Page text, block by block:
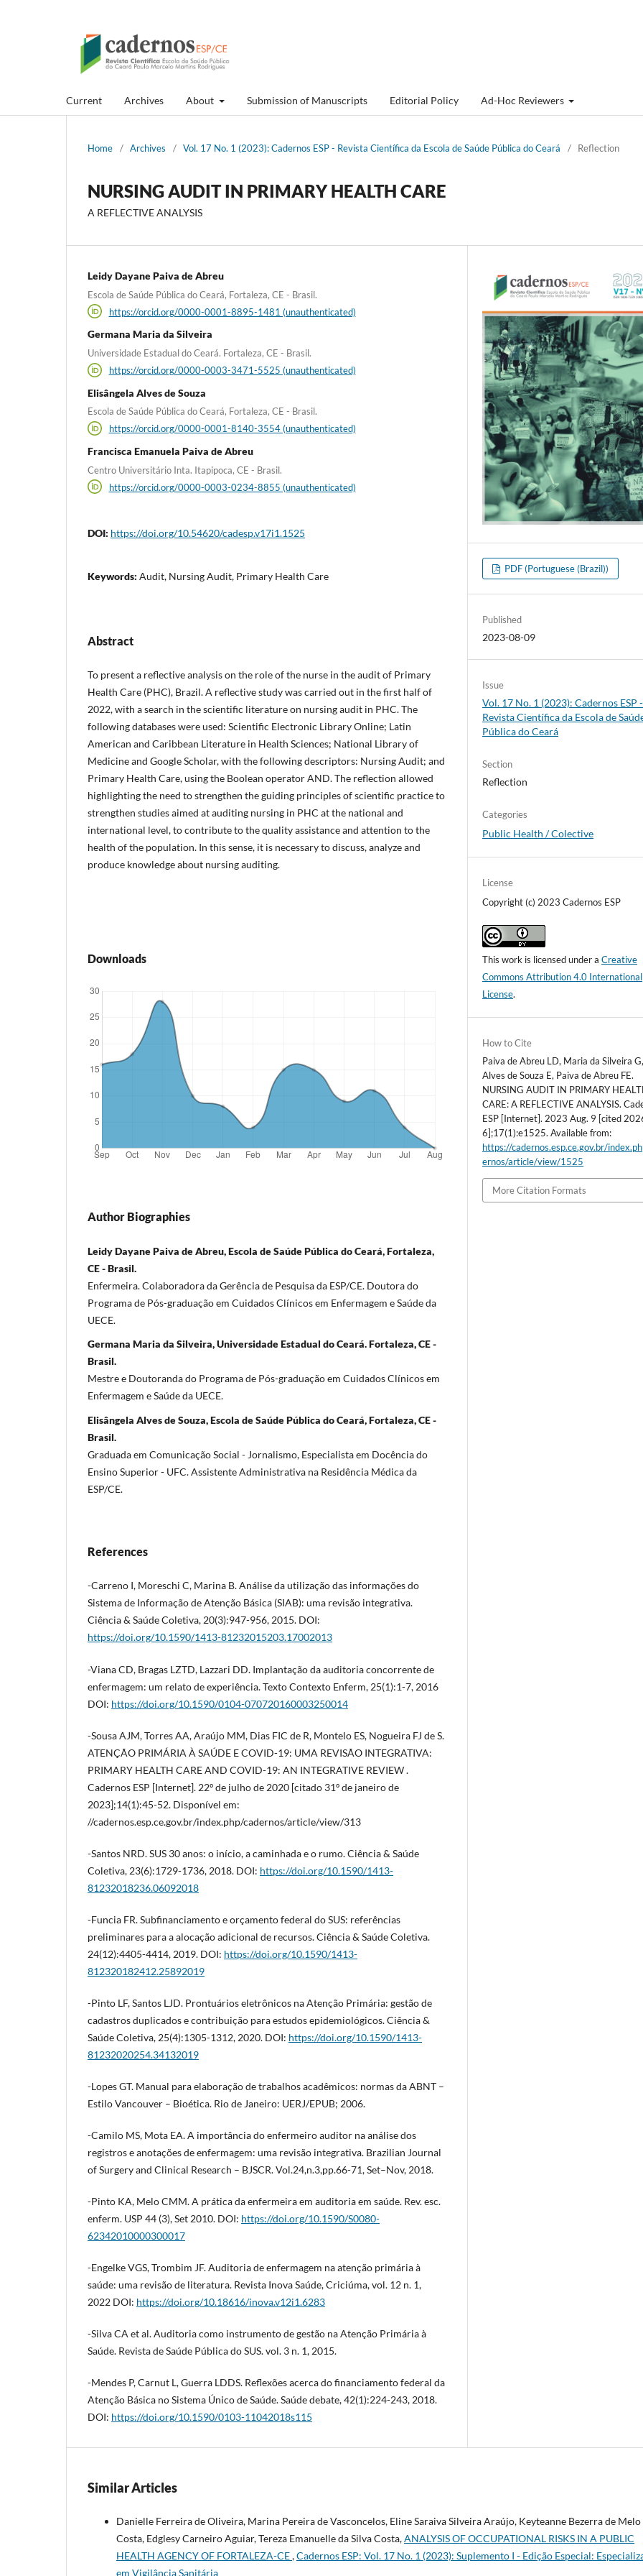
Current Archives About Submission of Manuscripts Editorial Policy Ad-Hoc Reviewers
Home / Archives / Vol. 17 No. 1 (2023): Cadernos ESP - Revista Cientí­fica da Escola de Saúde Pública do Ceará / Reflection
NURSING AUDIT IN PRIMARY HEALTH CARE
A REFLECTIVE ANALYSIS
Leidy Dayane Paiva de Abreu
Escola de Saúde Pública do Ceará, Fortaleza, CE - Brasil.
https://orcid.org/0000-0001-8895-1481 (unauthenticated)
Germana Maria da Silveira
Universidade Estadual do Ceará. Fortaleza, CE - Brasil.
https://orcid.org/0000-0003-3471-5525 (unauthenticated)
Elisângela Alves de Souza
Escola de Saúde Pública do Ceará, Fortaleza, CE - Brasil.
https://orcid.org/0000-0001-8140-3554 (unauthenticated)
Francisca Emanuela Paiva de Abreu
Centro Universitário Inta. Itapipoca, CE - Brasil.
https://orcid.org/0000-0003-0234-8855 (unauthenticated)
DOI: https://doi.org/10.54620/cadesp.v17i1.1525
Keywords: Audit, Nursing Audit, Primary Health Care
Abstract
To present a reflective analysis on the role of the nurse in the audit of Primary
Health Care (PHC), Brazil. A reflective study was carried out in the first half of
2022, with a search in the scientific literature on nursing audit in PHC. The
following databases were used: Scientific Electronic Library Online; Latin
American and Caribbean Literature in Health Sciences; National Library of
Medicine and Google Scholar, with the following descriptors: Nursing Audit; and
Primary Health Care, using the Boolean operator AND. The reflection allowed
highlighting the need to strengthen the guiding principles of scientific practice to
strengthen studies aimed at auditing nursing in PHC at the national and
international level, to contribute to the quality assistance and attention to the
health of the population. In this sense, it is necessary to discuss, analyze and
produce knowledge about nursing auditing.
Downloads
Author Biographies
Leidy Dayane Paiva de Abreu, Escola de Saúde Pública do Ceará, Fortaleza,
CE - Brasil.
Enfermeira. Colaboradora da Gerência de Pesquisa da ESP/CE. Doutora do
Programa de Pós-graduação em Cuidados Clínicos em Enfermagem e Saúde da
UECE.
Germana Maria da Silveira, Universidade Estadual do Ceará. Fortaleza, CE -
Brasil.
Mestre e Doutoranda do Programa de Pós-graduação em Cuidados Clínicos em
Enfermagem e Saúde da UECE.
Elisângela Alves de Souza, Escola de Saúde Pública do Ceará, Fortaleza, CE -
Brasil.
Graduada em Comunicação Social - Jornalismo, Especialista em Docência do
Ensino Superior - UFC. Assistente Administrativa na Residência Médica da
ESP/CE.
References
-Carreno I, Moreschi C, Marina B. Análise da utilização das informações do
Sistema de Informação de Atenção Básica (SIAB): uma revisão integrativa.
Ciência & Saúde Coletiva, 20(3):947-956, 2015. DOI:
https://doi.org/10.1590/1413-81232015203.17002013
-Viana CD, Bragas LZTD, Lazzari DD. Implantação da auditoria concorrente de
enfermagem: um relato de experiência. Texto Contexto Enferm, 25(1):1-7, 2016
DOI: https://doi.org/10.1590/0104-070720160003250014
-Sousa AJM, Torres AA, Araújo MM, Dias FIC de R, Montelo ES, Nogueira FJ de S.
ATENÇÃO PRIMÁRIA À SAÚDE E COVID-19: UMA REVISÃO INTEGRATIVA:
PRIMARY HEALTH CARE AND COVID-19: AN INTEGRATIVE REVIEW .
Cadernos ESP [Internet]. 22º de julho de 2020 [citado 31º de janeiro de
2023];14(1):45-52. Disponível em:
//cadernos.esp.ce.gov.br/index.php/cadernos/article/view/313
-Santos NRD. SUS 30 anos: o início, a caminhada e o rumo. Ciência & Saúde
Coletiva, 23(6):1729-1736, 2018. DOI: https://doi.org/10.1590/1413-
81232018236.06092018
-Funcia FR. Subfinanciamento e orçamento federal do SUS: referências
preliminares para a alocação adicional de recursos. Ciência & Saúde Coletiva.
24(12):4405-4414, 2019. DOI: https://doi.org/10.1590/1413-
812320182412.25892019
-Pinto LF, Santos LJD. Prontuários eletrônicos na Atenção Primária: gestão de
cadastros duplicados e contribuição para estudos epidemiológicos. Ciência &
Saúde Coletiva, 25(4):1305-1312, 2020. DOI: https://doi.org/10.1590/1413-
81232020254.34132019
-Lopes GT. Manual para elaboração de trabalhos acadêmicos: normas da ABNT –
Estilo Vancouver – Bioética. Rio de Janeiro: UERJ/EPUB; 2006.
-Camilo MS, Mota EA. A importância do enfermeiro auditor na análise dos
registros e anotações de enfermagem: uma revisão integrativa. Brazilian Journal
of Surgery and Clinical Research – BJSCR. Vol.24,n.3,pp.66-71, Set–Nov, 2018.
-Pinto KA, Melo CMM. A prática da enfermeira em auditoria em saúde. Rev. esc.
enferm. USP 44 (3), Set 2010. DOI: https://doi.org/10.1590/S0080-
62342010000300017
-Engelke VGS, Trombim JF. Auditoria de enfermagem na atenção primária à
saúde: uma revisão de literatura. Revista Inova Saúde, Criciúma, vol. 12 n. 1,
2022 DOI: https://doi.org/10.18616/inova.v12i1.6283
-Silva CA et al. Auditoria como instrumento de gestão na Atenção Primária à
Saúde. Revista de Saúde Pública do SUS. vol. 3 n. 1, 2015.
-Mendes P, Carnut L, Guerra LDDS. Reflexões acerca do financiamento federal da
Atenção Básica no Sistema Único de Saúde. Saúde debate, 42(1):224-243, 2018.
DOI: https://doi.org/10.1590/0103-11042018s115
PDF (Portuguese (Brazil))
Published
2023-08-09
Issue
Vol. 17 No. 1 (2023): Cadernos ESP -
Revista Cientí­fica da Escola de
Pública do Ceará
Section
Reflection
Categories
Public Health / Colective
License
Copyright (c) 2023 Cadernos ESP
This work is licensed under aCreative
Commons Attribution 4.0 International
License.
How to Cite
Paiva de Abreu LD, Maria da Silveira
Alves de Souza E, Paiva de Abreu FE.
NURSING AUDIT IN PRIMARY
CARE: A REFLECTIVE ANALYSIS.
ESP [Internet]. 2023 Aug. 9 [cited
6];17(1):e1525. Available from:
https://cadernos.esp.ce.gov.br/
ernos/article/view/1525
More Citation Formats
Similar Articles
Danielle Ferreira de Oliveira, Marina Pereira de Vasconcelos, Eline Saraiva Silveira Araújo, Keyteanne Bezerra de Melo
Costa, Edglesy Carneiro Aguiar, Tereza Emanuelle da Silva Costa,ANALYSIS OF OCCUPATIONAL RISKS IN A PUBLIC
HEALTH AGENCY OF FORTALEZA-CE,Cadernos ESP: Vol. 17 No. 1 (2023): Suplemento I - Edição Especial:
em Vigilância Sanitária